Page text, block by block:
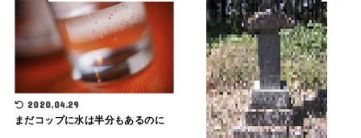
2020.04.29
まだコップに水は半分もあるのに